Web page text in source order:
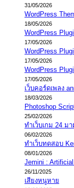
31/05/2026
WordPress
18/05/2026
WordPress
17/05/2026
WordPress
17/05/2026
WordPress
17/05/2026
เว็บคอร์ดเพลง
18/03/2026
Photoshop
25/02/2026
ทำเว็บเกม 24 ม
06/02/2026
ทำเว็บทดสอบ
08/01/2026
Jemini :
26/11/2025
เสียงหนูหาย